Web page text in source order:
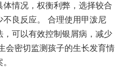
体情况，权衡利弊，选择较合
良反应。 合理使用甲泼尼
可以有效控制银屑病，减少
会密切监测孩子的生长发育情